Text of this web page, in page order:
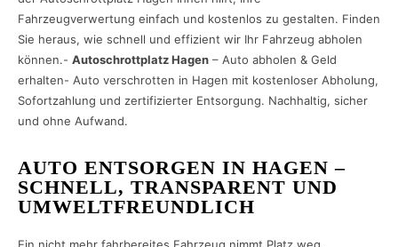
Fahrzeugverwertung einfach und kostenlos zu gestalten. Finden
Sie heraus, wie schnell und effizient wir Ihr Fahrzeug abholen
können.- Autoschrottplatz Hagen – Auto abholen & Geld
erhalten- Auto verschrotten in Hagen mit kostenloser Abholung,
Sofortzahlung und zertifizierter Entsorgung. Nachhaltig, sicher
und ohne Aufwand.
AUTO ENTSORGEN IN HAGEN –
SCHNELL, TRANSPARENT UND
UMWELTFREUNDLICH